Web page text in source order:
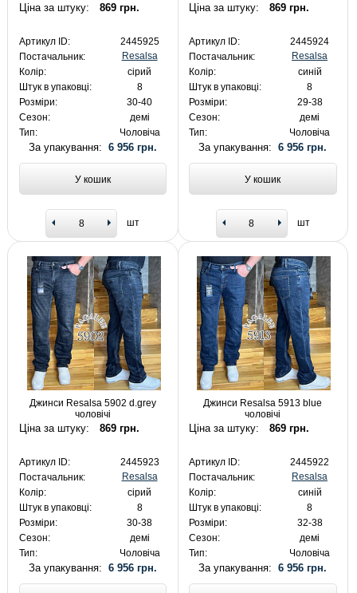
Ціна за штуку: 869 грн.
Артикул ID:
2445925
Постачальник:
Resalsa
Колір:
сірий
Штук в упаковці:
8
Розміри:
30-40
Сезон:
демі
Тип:
Чоловіча
За упакування: 6 956 грн.
У кошик
шт
Ціна за штуку: 869 грн.
Артикул ID:
2445924
Постачальник:
Resalsa
Колір:
синій
Штук в упаковці:
8
Розміри:
29-38
Сезон:
демі
Тип:
Чоловіча
За упакування:6 956 грн.
У кошик
шт
Джинси Resalsa 5902 d.grey
чоловічі
Ціна за штуку: 869 грн.
Артикул ID:
2445923
Постачальник:
Resalsa
Колір:
сірий
Штук в упаковці:
8
Розміри:
30-38
Сезон:
демі
Тип:
Чоловіча
За упакування: 6 956 грн.
Джинси Resalsa 5913 blue
чоловічі
Ціна за штуку: 869 грн.
Артикул ID:
2445922
Постачальник:
Resalsa
Колір:
синій
Штук в упаковці:
8
Розміри:
32-38
Сезон:
демі
Тип:
Чоловіча
За упакування:6 956 грн.